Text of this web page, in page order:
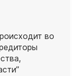
во